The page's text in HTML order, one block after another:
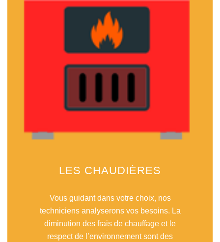
LES CHAUDIÈRES
Vous guidant dans votre choix, nos
techniciens analyserons vos besoins. La
diminution des frais de chauffage et le
respect de l’environnement sont des